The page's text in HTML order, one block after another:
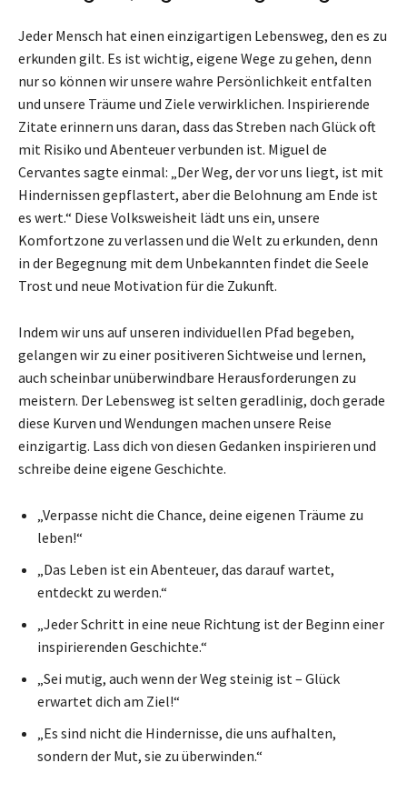
Jeder Mensch hat einen einzigartigen Lebensweg, den es zu
erkunden gilt. Es ist wichtig, eigene Wege zu gehen, denn
nur so können wir unsere wahre Persönlichkeit entfalten
und unsere Träume und Ziele verwirklichen. Inspirierende
Zitate erinnern uns daran, dass das Streben nach Glück oft
mit Risiko und Abenteuer verbunden ist. Miguel de
Cervantes sagte einmal: „Der Weg, der vor uns liegt, ist mit
Hindernissen gepflastert, aber die Belohnung am Ende ist
es wert.“ Diese Volksweisheit lädt uns ein, unsere
Komfortzone zu verlassen und die Welt zu erkunden, denn
in der Begegnung mit dem Unbekannten findet die Seele
Trost und neue Motivation für die Zukunft.
Indem wir uns auf unseren individuellen Pfad begeben,
gelangen wir zu einer positiveren Sichtweise und lernen,
auch scheinbar unüberwindbare Herausforderungen zu
meistern. Der Lebensweg ist selten geradlinig, doch gerade
diese Kurven und Wendungen machen unsere Reise
einzigartig. Lass dich von diesen Gedanken inspirieren und
schreibe deine eigene Geschichte.
„Verpasse nicht die Chance, deine eigenen Träume zu
leben!“
„Das Leben ist ein Abenteuer, das darauf wartet,
entdeckt zu werden.“
„Jeder Schritt in eine neue Richtung ist der Beginn einer
inspirierenden Geschichte.“
„Sei mutig, auch wenn der Weg steinig ist – Glück
erwartet dich am Ziel!“
„Es sind nicht die Hindernisse, die uns aufhalten,
sondern der Mut, sie zu überwinden.“